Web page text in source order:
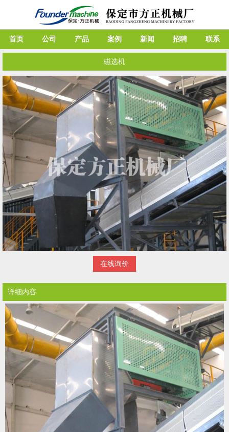
首页 公司 产品 案例 新闻 招聘 联系
磁选机
在线询价
详细内容